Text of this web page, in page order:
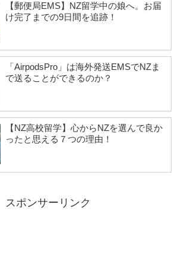
【郵便局EMS】NZ留学中の娘へ。お届
け完了までの9日間を追跡！
「AirpodsPro」は海外発送EMSでNZま
で送ることができるのか？
【NZ高校留学】心からNZを選んで良か
ったと思える７つの理由！
スポンサーリンク